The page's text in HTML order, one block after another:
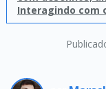
Interagindo com